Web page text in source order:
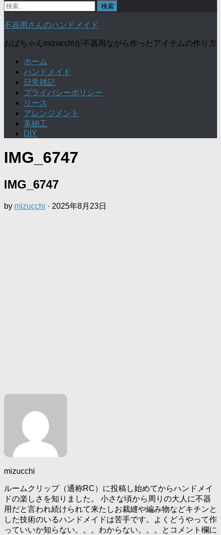
検
不器用さんのハンドメイド
おばちゃんmizucchiが不器用ながら作ったアイテムの作り方
ホーム
ハンドメイド
日常雑記
プライバシーポリシー
リース
アレンジメント
革細工
DIY
IMG_6747
IMG_6747
by mizucchi · 2025年8月23日
mizucchi
ルームクリップ（通称RC）に投稿し始めてからハンドメイ
ドの楽しさを知りました。 小さな頃から周りの大人に不器
用だと言われ続けられて来たしお裁縫や編み物などキチンと
した技術のいるハンドメイドは苦手です。よくどうやって作
っていいか知らない。。。わからない。。。とコメント欄に